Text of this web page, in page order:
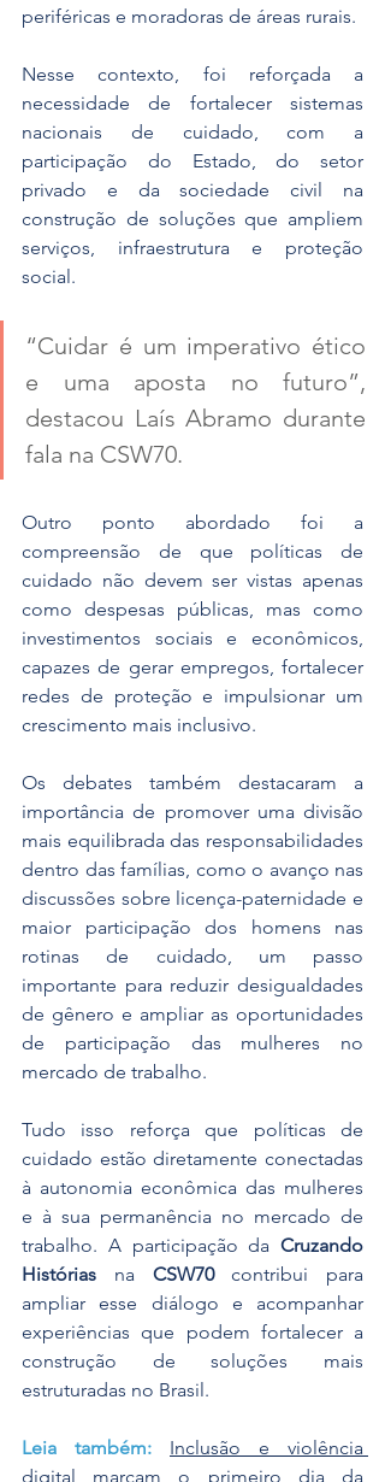
periféricas e moradoras de áreas rurais.
Nesse contexto, foi reforçada a
necessidade de fortalecer sistemas
nacionais de cuidado, com a
participação do Estado, do setor
privado e da sociedade civil na
construção de soluções que ampliem
serviços, infraestrutura e proteção
social.
“Cuidar é um imperativo ético
e uma aposta no futuro”,
destacou Laís Abramo durante
fala na CSW70.
Outro ponto abordado foi a
compreensão de que políticas de
cuidado não devem ser vistas apenas
como despesas públicas, mas como
investimentos sociais e econômicos,
capazes de gerar empregos, fortalecer
redes de proteção e impulsionar um
crescimento mais inclusivo.
Os debates também destacaram a
importância de promover uma divisão
mais equilibrada das responsabilidades
dentro das famílias, como o avanço nas
discussões sobre licença-paternidade e
maior participação dos homens nas
rotinas de cuidado, um passo
importante para reduzir desigualdades
de gênero e ampliar as oportunidades
de participação das mulheres no
mercado de trabalho.
Tudo isso reforça que políticas de
cuidado estão diretamente conectadas
à autonomia econômica das mulheres
e à sua permanência no mercado de
trabalho. A participação da Cruzando
Histórias na CSW70 contribui para
ampliar esse diálogo e acompanhar
experiências que podem fortalecer a
construção de soluções mais
estruturadas no Brasil.
Leia também:
Inclusão e violência
digital marcam o primeiro dia da